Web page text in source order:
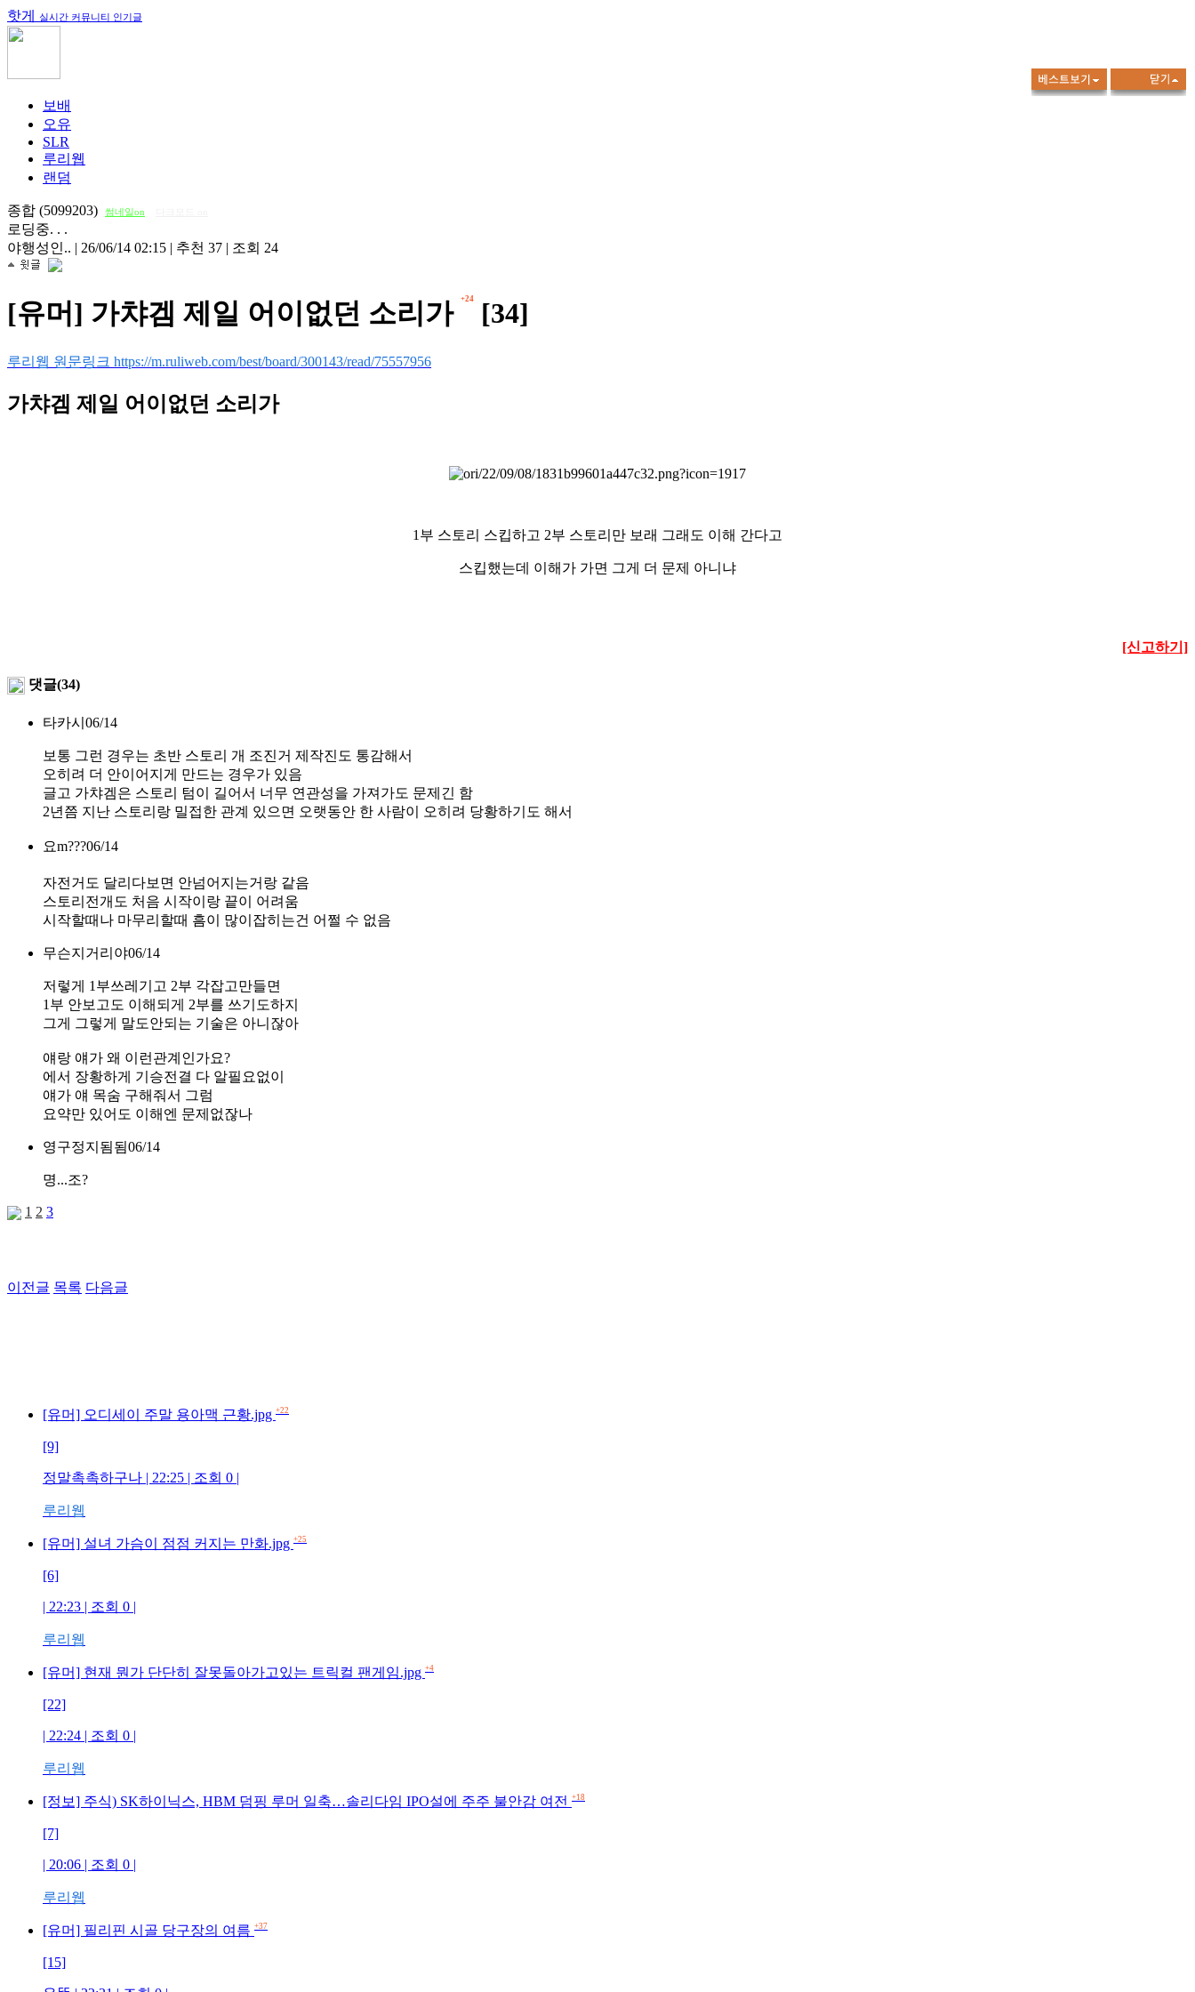
핫게 실시간 커뮤니티 인기글
보배
오유
SLR
루리웹
랜덤
종합 (5099203) 썸네일on
로딩중. . .
야행성인.. | 26/06/14 02:15 | 추천 37 | 조회 24
[유머] 가챠겜 제일 어이없던 소리가 +24 [34]
루리웹 원문링크 https://m.ruliweb.com/best/board/300143/read/75557956
가챠겜 제일 어이없던 소리가
1부 스토리 스킵하고 2부 스토리만 보래 그래도 이해 간다고
스킵했는데 이해가 가면 그게 더 문제 아니냐
[신고하기]
댓글(34)
타카시 06/14
보통 그런 경우는 초반 스토리 개 조진거 제작진도 통감해서
오히려 더 안이어지게 만드는 경우가 있음
글고 가챠겜은 스토리 텀이 길어서 너무 연관성을 가져가도 문제긴 함
2년쯤 지난 스토리랑 밀접한 관계 있으면 오랫동안 한 사람이 오히려 당황하기도 해서
요m???06/14
자전거도 달리다보면 안넘어지는거랑 같음
스토리전개도 처음 시작이랑 끝이 어려움
시작할때나 마무리할때 흠이 많이잡히는건 어쩔 수 없음
무슨지거리야06/14
저렇게 1부쓰레기고 2부 각잡고만들면
1부 안보고도 이해되게 2부를 쓰기도하지
그게 그렇게 말도안되는 기술은 아니잖아
얘랑 얘가 왜 이런관계인가요?
에서 장황하게 기승전결 다 알필요없이
얘가 얘 목숨 구해줘서 그럼
요약만 있어도 이해엔 문제없잖나
영구정지됨됨06/14
명...조?
1 2 3
이전글 목록 다음글
[유머] 오디세이 주말 용아맥 근황.jpg +22
[9]
정말촉촉하구나 | 22:25 | 조회 0 |
루리웹
[유머] 설녀 가슴이 점점 커지는 만화.jpg +25
[6]
| 22:23 | 조회 0 |
루리웹
[유머] 현재 뭔가 단단히 잘못돌아가고있는 트릭컬 팬게임.jpg +4
[22]
| 22:24 | 조회 0 |
루리웹
[정보] 주식) SK하이닉스, HBM 덤핑 루머 일축…솔리다임 IPO설에 주주 불안감 여전 +18
[7]
| 20:06 | 조회 0 |
루리웹
[유머] 필리핀 시골 당구장의 여름 +37
[15]